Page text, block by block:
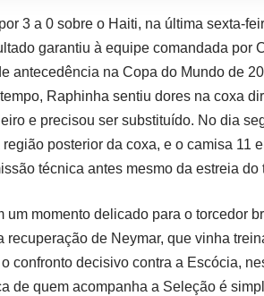
3 a 0 sobre o Haiti, na última sexta-
garantiu à equipe comandada por
antecedência na Copa do Mundo de
Raphinha sentiu dores na coxa
e precisou ser substituído. No dia
região posterior da coxa, e o camisa 11
técnica antes mesmo da estreia do
um momento delicado para o torcedor
recuperação de Neymar, que vinha
confronto decisivo contra a Escócia,
de quem acompanha a Seleção é